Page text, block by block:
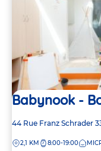
Babynook -
Adresse
la
44 Rue Franz Schrader
DISTANCE
2,1 KM 8:00-19:00